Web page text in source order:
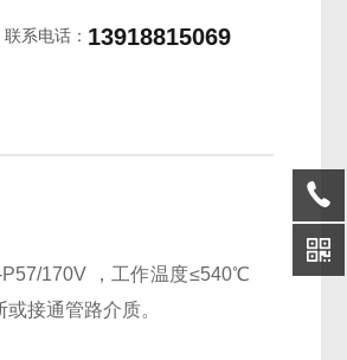
联系电话： 13918815069
170V ，工作温度≤540℃
接通管路介质。